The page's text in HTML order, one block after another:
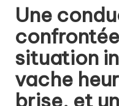
Une
situation
vache
brise, et